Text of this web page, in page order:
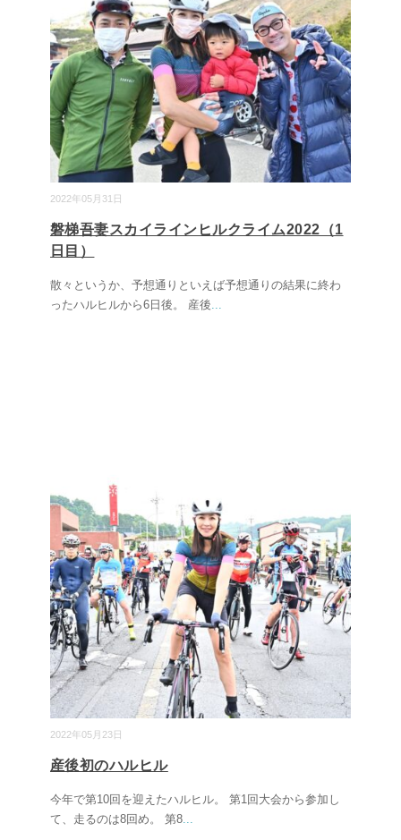
2022年05月31日
磐梯吾妻スカイラインヒルクライム2022（1
日目）
散々というか、予想通りといえば予想通りの結果に終わ
ったハルヒルから6日後。 産後...
2022年05月23日
産後初のハルヒル
今年で第10回を迎えたハルヒル。 第1回大会から参加し
て、走るのは8回め。 第8...